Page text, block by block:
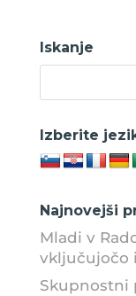
Iskanje
Izberite
Najnovejši
Mladi v
vključujočo
Skupnostni